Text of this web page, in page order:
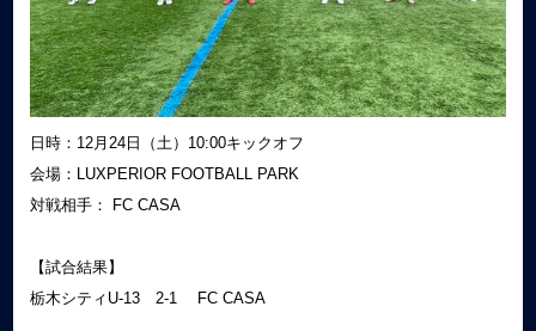
日時：12月24日（土）10:00キックオフ
会場：LUXPERIOR FOOTBALL PARK
対戦相手： FC CASA
【試合結果】
栃木シティU-13 2-1 FC CASA